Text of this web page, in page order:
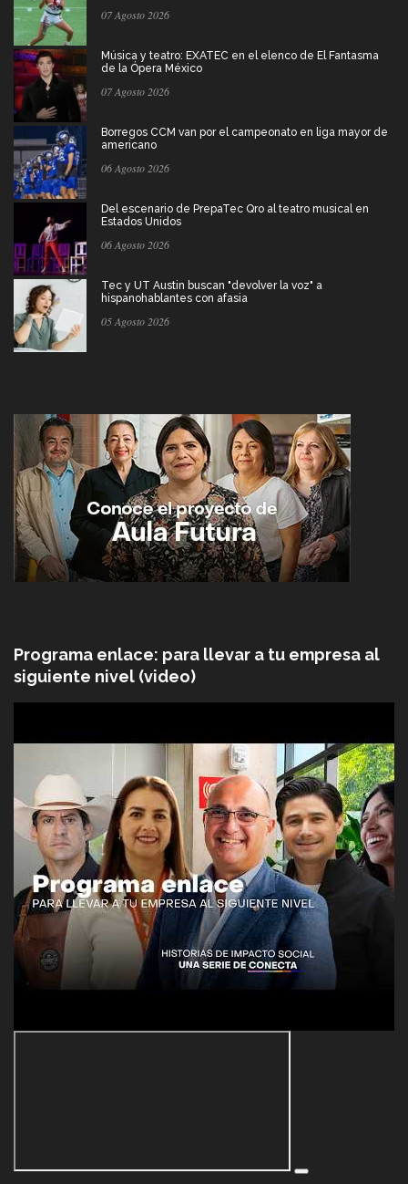
07 Agosto 2026
Música y teatro: EXATEC en el elenco de El Fantasma
de la Ópera México
07 Agosto 2026
Borregos CCM van por el campeonato en liga mayor de
americano
06 Agosto 2026
Del escenario de PrepaTec Qro al teatro musical en
Estados Unidos
06 Agosto 2026
Tec y UT Austin buscan "devolver la voz" a
hispanohablantes con afasia
05 Agosto 2026
Programa enlace: para llevar a tu empresa al
siguiente nivel (video)